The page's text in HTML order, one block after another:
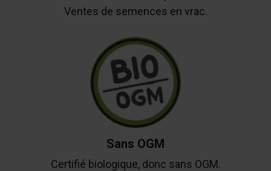
Ventes de semences en vrac.
Sans OGM
Certifié biologique, donc sans OGM.